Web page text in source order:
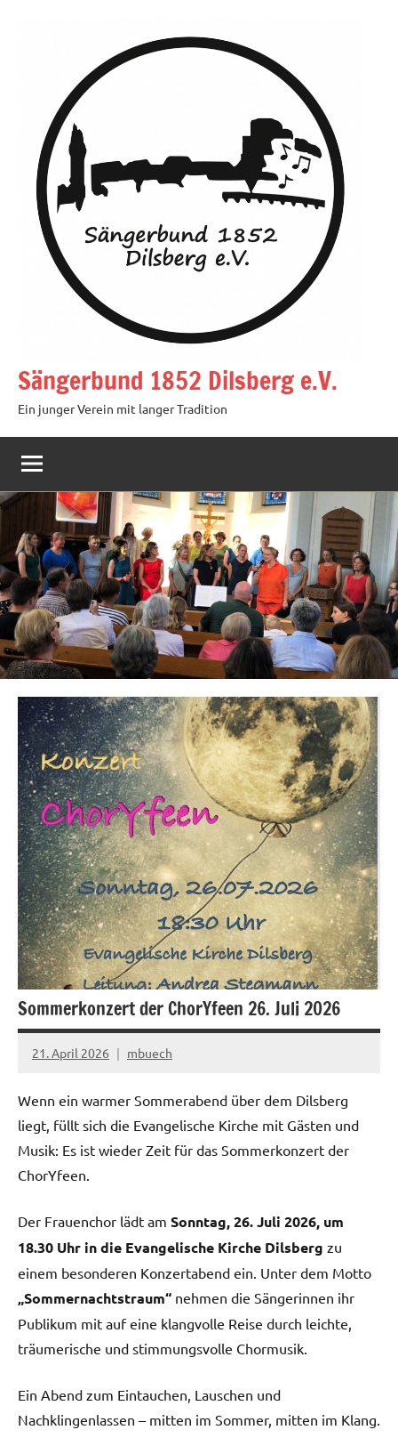
Sängerbund 1852 Dilsberg e.V.
Ein junger Verein mit langer Tradition
Sommerkonzert der ChorYfeen 26. Juli 2026
21. April 2026 mbuech
Wenn ein warmer Sommerabend über dem Dilsberg
liegt, füllt sich die Evangelische Kirche mit Gästen und
Musik: Es ist wieder Zeit für das Sommerkonzert der
ChorYfeen.
Der Frauenchor lädt am Sonntag, 26. Juli 2026, um
18.30 Uhr in die Evangelische Kirche Dilsberg zu
einem besonderen Konzertabend ein. Unter dem Motto
„Sommernachtstraum“ nehmen die Sängerinnen ihr
Publikum mit auf eine klangvolle Reise durch leichte,
träumerische und stimmungsvolle Chormusik.
Ein Abend zum Eintauchen, Lauschen und
Nachklingenlassen – mitten im Sommer, mitten im Klang.